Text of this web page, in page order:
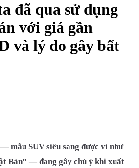
đã qua sử dụng
với giá gần
và lý do gây bất
mẫu SUV siêu sang được ví như
Bản” — đang gây chú ý khi xuất